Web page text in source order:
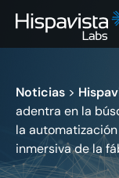
Noticias >
adentra en la
la
inmersiva de la